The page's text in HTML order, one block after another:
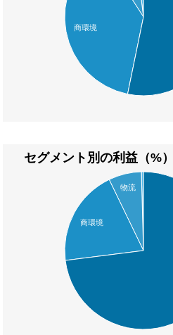
商環境
セグメント別の利益（%）
物流
商環境